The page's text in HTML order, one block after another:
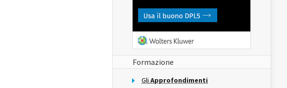
Formazione
Gli Approfondimenti